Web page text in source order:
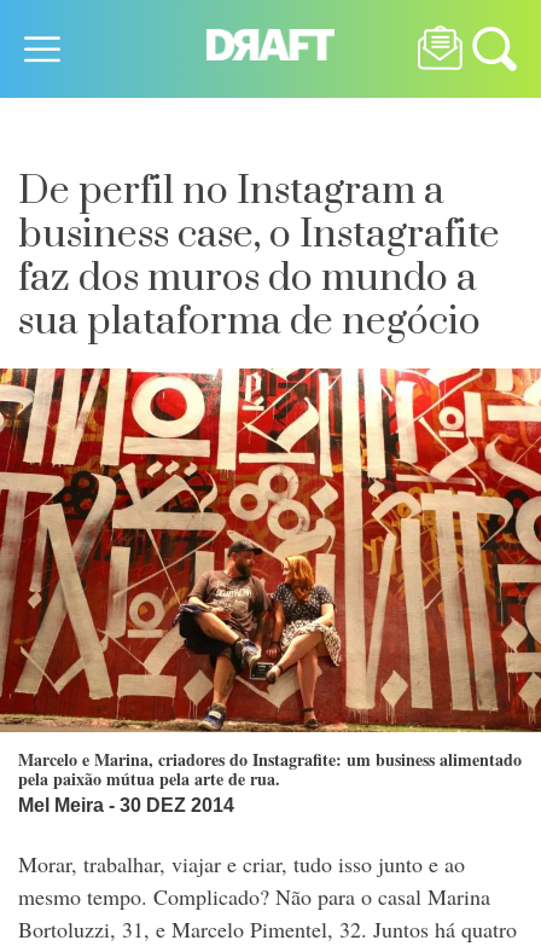
De perfil no Instagram a
business case, o Instagrafite
faz dos muros do mundo a
sua plataforma de negócio
Marcelo e Marina, criadores do Instagrafite: um business alimentado
pela paixão mútua pela arte de rua.
Mel Meira - 30 DEZ 2014
Morar, trabalhar, viajar e criar, tudo isso junto e ao
mesmo tempo. Complicado? Não para o casal Marina
Bortoluzzi, 31, e Marcelo Pimentel, 32. Juntos há quatro